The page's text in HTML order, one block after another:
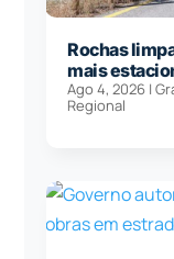
Rochas
mais
Ago 4, 2026 |
Regional